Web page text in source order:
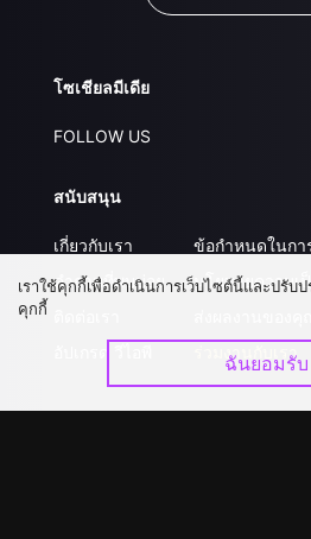
โซเชียลมีเดีย
FOLLOW US
สนับสนุน
เกี่ยวกับเรา
คำถามที่พบบ่อย
ข้อกำหนดในกา
นโยบายความเ
ร่วมงานกับเรา
เราใช้คุกกี้เพื่อดำเนินการเว็บไซต์นี้และปรับ
คุกกี้
ฉันยอมรับ